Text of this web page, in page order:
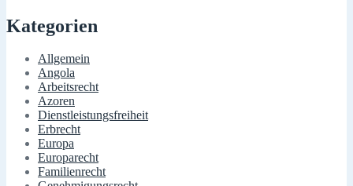
Kategorien
Allgemein
Angola
Arbeitsrecht
Azoren
Dienstleistungsfreiheit
Erbrecht
Europa
Europarecht
Familienrecht